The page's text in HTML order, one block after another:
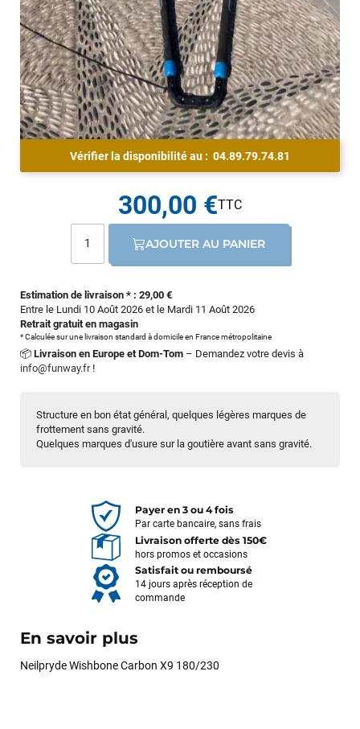
Structure en bon état général, quelques légères marques de
frottement sans gravité.
Quelques marques d'usure sur la goutière avant sans gravité.
Vérifier la disponibilité au : 04.89.79.74.81
Estimation de livraison * : 29,00 €
Entre le Lundi 10 Août 2026 et le Mardi 11 Août 2026
Retrait gratuit en magasin
* Calculée sur une livraison standard à domicile en France métropolitaine
📦 Livraison en Europe et Dom-Tom – Demandez votre devis à
info@funway.fr!
300,00 €
AJOUTER AU PANIER
Payer en 3 ou 4 fois
Par carte bancaire, sans frais
Livraison offerte dès 150€
hors promos et occasions
Satisfait ou remboursé
14 jours après réception de
commande
En savoir plus
Neilpryde Wishbone Carbon X9 180/230